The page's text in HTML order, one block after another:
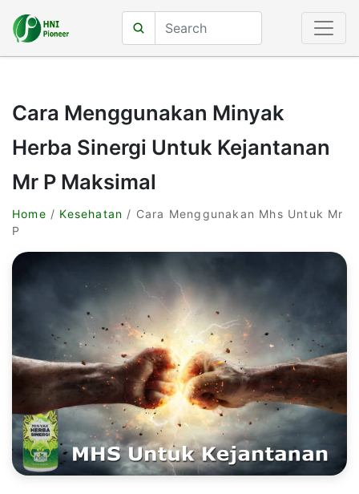
Cara Menggunakan Minyak
Herba Sinergi Untuk Kejantanan
Mr P Maksimal
Home / Kesehatan / Cara Menggunakan Mhs Untuk Mr
P